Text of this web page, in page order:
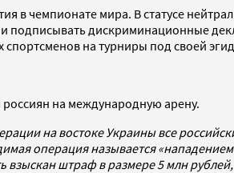
в чемпионате мира. В статусе
подписывать дискриминационные
спортсменов на турниры под своей
на международную арену.
на востоке Украины все
операция называется
штраф в размере 5 млн